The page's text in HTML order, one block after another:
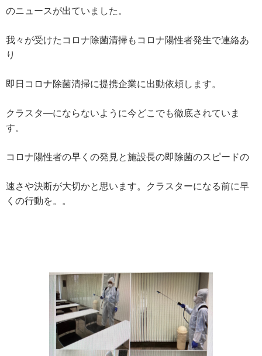
のニュースが出ていました。
我々が受けたコロナ除菌清掃もコロナ陽性者発生で連絡あ
り
即日コロナ除菌清掃に提携企業に出動依頼します。
クラスタ―にならないように今どこでも徹底されていま
す。
コロナ陽性者の早くの発見と施設長の即除菌のスピードの
速さや決断が大切かと思います。クラスターになる前に早
くの行動を。。